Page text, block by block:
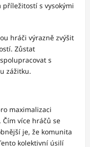
s vysokými
hráči výrazně zvýšit
Zůstat
s
zážitku.
maximalizaci
více hráčů se
je, že komunita
kolektivní úsilí